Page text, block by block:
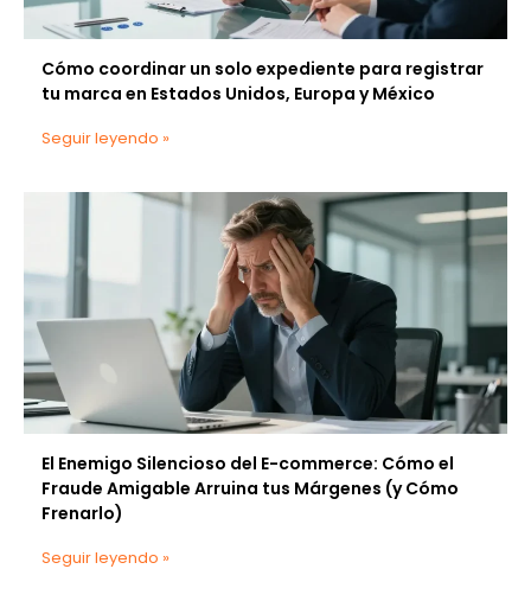
Cómo coordinar un solo expediente para registrar
tu marca en Estados Unidos, Europa y México
Seguir leyendo »
El Enemigo Silencioso del E-commerce: Cómo el
Fraude Amigable Arruina tus Márgenes (y Cómo
Frenarlo)
Seguir leyendo »